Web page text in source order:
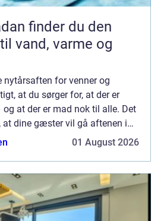
vand, varme og
nytårsaften for venner og
at du sørger for, at der er
at der er mad nok til alle. Det
at dine gæster vil gå aftenen i
01 August 2026